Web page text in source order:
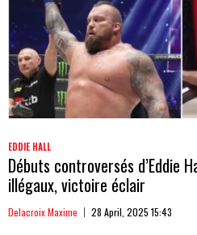
EDDIE HALL
Débuts controversés d’Eddie
illégaux, victoire éclair
Delacroix Maxime 28 April, 2025 15:43